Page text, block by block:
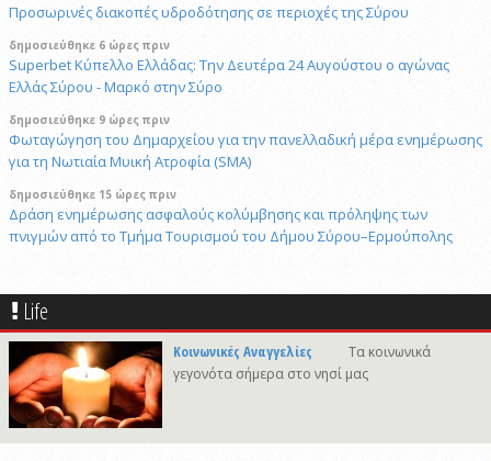
Προσωρινές διακοπές υδροδότησης σε περιοχές της Σύρου
δημοσιεύθηκε 6 ώρες πριν
Superbet Κύπελλο Ελλάδας: Την Δευτέρα 24 Αυγούστου ο αγώνας
Ελλάς Σύρου - Μαρκό στην Σύρο
δημοσιεύθηκε 9 ώρες πριν
Φωταγώγηση του Δημαρχείου για την πανελλαδική μέρα ενημέρωσης
για τη Νωτιαία Μυική Ατροφία (SMA)
δημοσιεύθηκε 15 ώρες πριν
Δράση ενημέρωσης ασφαλούς κολύμβησης και πρόληψης των
πνιγμών από το Τμήμα Τουρισμού του Δήμου Σύρου–Ερμούπολης
4/8/2026 15:20
Στις φυλακές της Χίου οδηγήθηκε ο 41χρονος δράστης του φονικού
στην Άνω Σύρο
δημοσιεύθηκε 9 ώρες πριν
Πρόταση για ονοματοδοσία του κεντρικού παραλιακού δρόμου Λωτού
Life
Κοινωνικές Αναγγελίες
Τα κοινωνικά
γεγονότα σήμερα στο νησί μας